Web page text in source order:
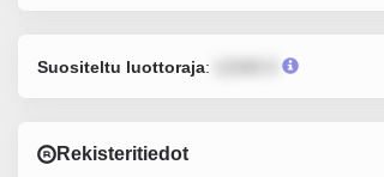
Suositeltu luottoraja:
Rekisteritiedot